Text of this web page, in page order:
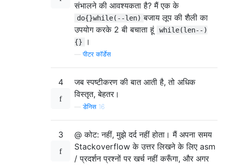
संभालने की आवश्यकता है? मैं एक के
do{}while(--len) बजाय लूप की शैली का
उपयोग करके 2 बी बचाता हूं
while(len--)
{}
।
—पीटर कॉर्डेस
4
जब स्पष्टीकरण की बात आती है, तो अधिक
विस्तृत, बेहतर।
—डेनिस 16
3
@ कोट: नहीं, मुझे दर्द नहीं होता। मैं अपना समय
Stackoverflow के उत्तर लिखने के लिए asm
/ प्रदर्शन प्रश्नों पर खर्च नहीं करूँगा, और अगर